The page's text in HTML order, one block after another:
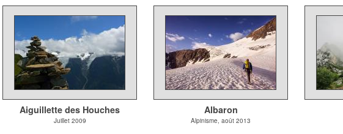
Aiguillette des Houches
Juillet 2009
Albaron
Alpinisme, août 2013